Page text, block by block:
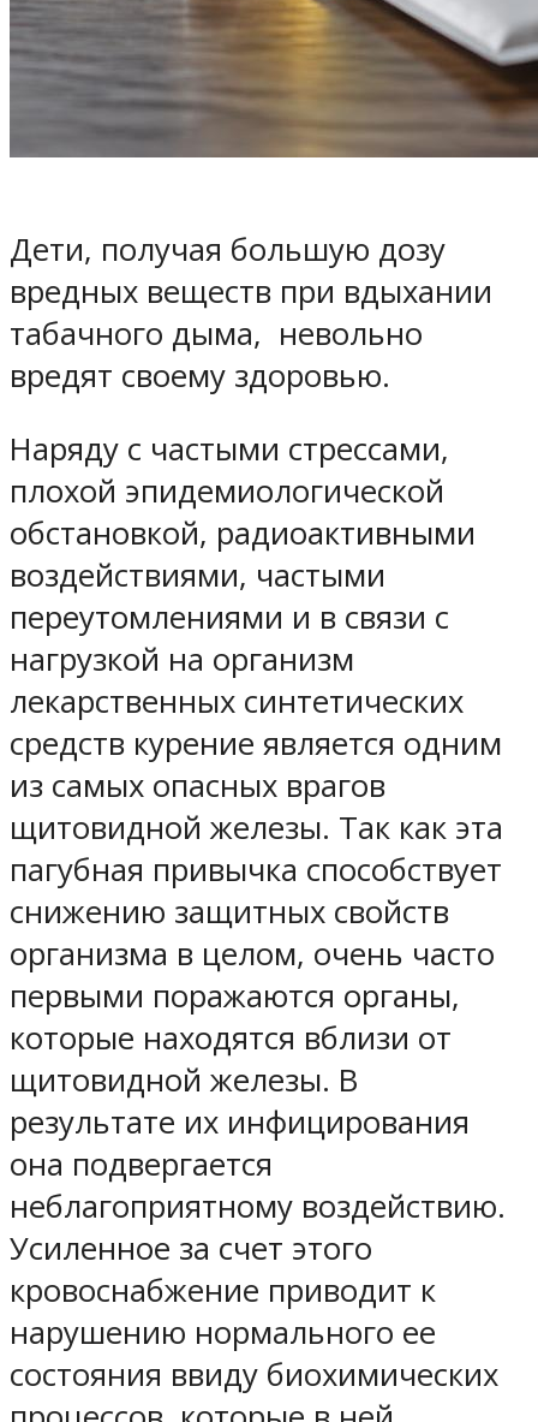
Дети, получая большую дозу
вредных веществ при вдыхании
табачного дыма, невольно
вредят своему здоровью.
Наряду с частыми стрессами,
плохой эпидемиологической
обстановкой, радиоактивными
воздействиями, частыми
переутомлениями и в связи с
нагрузкой на организм
лекарственных синтетических
средств курение является одним
из самых опасных врагов
щитовидной железы. Так как эта
пагубная привычка способствует
снижению защитных свойств
организма в целом, очень часто
первыми поражаются органы,
которые находятся вблизи от
щитовидной железы. В
результате их инфицирования
она подвергается
неблагоприятному воздействию.
Усиленное за счет этого
кровоснабжение приводит к
нарушению нормального ее
состояния ввиду биохимических